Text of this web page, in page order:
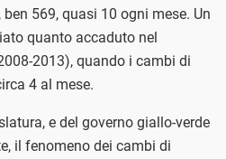
569, quasi 10 ogni mese. Un
quanto accaduto nel
2013), quando i cambi di
4 al mese.
e del governo giallo-verde
il fenomeno dei cambi di